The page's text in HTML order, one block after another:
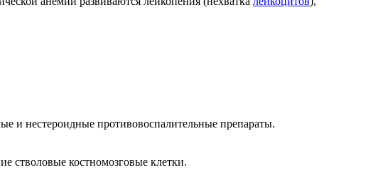
и нестероидные противовоспалительные препараты.
стволовые костномозговые клетки.